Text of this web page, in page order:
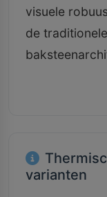
visuele
de traditionele
varianten